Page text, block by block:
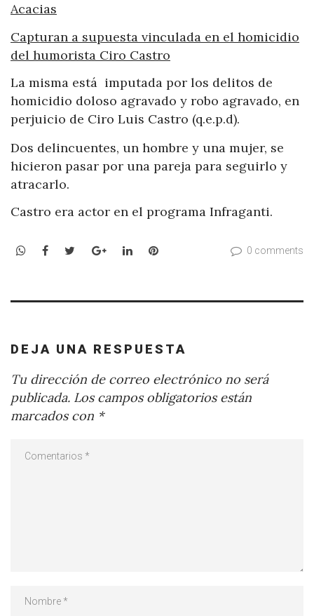
Acacias
Capturan a supuesta vinculada en el homicidio
del humorista Ciro Castro
La misma está imputada por los delitos de
homicidio doloso agravado y robo agravado, en
perjuicio de Ciro Luis Castro (q.e.p.d).
Dos delincuentes, un hombre y una mujer, se
hicieron pasar por una pareja para seguirlo y
atracarlo.
Castro era actor en el programa Infraganti.
WhatsApp
Facebook
TwitterGoogle+LinkedInPinterest 0 comments
DEJA UNA RESPUESTA
Tu dirección de correo electrónico no será
publicada. Los campos obligatorios están
marcados con *